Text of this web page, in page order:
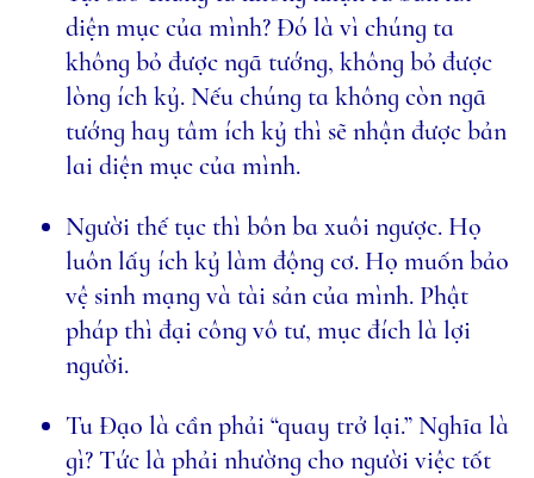
diện mục của mình? Đó là vì chúng ta
không bỏ được ngã tướng, không bỏ được
lòng ích kỷ. Nếu chúng ta không còn ngã
tướng hay tâm ích kỷ thì sẽ nhận được bản
lai diện mục của mình.
Người thế tục thì bôn ba xuôi ngược. Họ
luôn lấy ích kỷ làm động cơ. Họ muốn bảo
vệ sinh mạng và tài sản của mình. Phật
pháp thì đại công vô tư, mục đích là lợi
người.
Tu Ðạo là cần phải “quay trở lại.” Nghĩa là
gì? Tức là phải nhường cho người việc tốt